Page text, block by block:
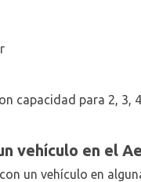
capacidad para 2, 3,
vehículo en el
un vehículo en